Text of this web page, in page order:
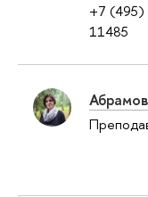
+7 (495)
11485